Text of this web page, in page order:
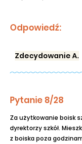
Odpowiedź:
Zdecydowanie A.
Pytanie 8/28
Za użytkowanie boisk
dyrektorzy szkół.
z boiska poza